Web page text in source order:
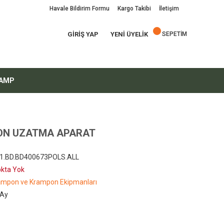
GİRİŞ YAP YENİ ÜYELİK SEPETİM
Havale Bildirim Formu Kargo Takibi İletişim
UZATMA APARAT
Yok
ve Krampon Ekipmanları